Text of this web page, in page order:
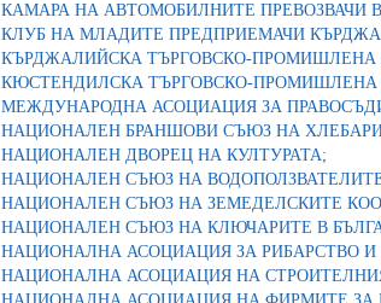
КАМАРА НА АВТОМОБИЛНИТЕ ПРЕВОЗВАЧИ В
КЛУБ НА МЛАДИТЕ ПРЕДПРИЕМАЧИ
КЪРДЖАЛИЙСКА ТЪРГОВСКО-ПРОМИШЛЕНА
КЮСТЕНДИЛСКА ТЪРГОВСКО-ПРОМИШЛЕНА
МЕЖДУНАРОДНА АСОЦИАЦИЯ ЗА
НАЦИОНАЛЕН БРАНШОВИ СЪЮЗ НА
НАЦИОНАЛЕН ДВОРЕЦ НА КУЛТУРАТА;
НАЦИОНАЛЕН СЪЮЗ НА
НАЦИОНАЛЕН СЪЮЗ НА ЗЕМЕДЕЛСКИТЕ
НАЦИОНАЛЕН СЪЮЗ НА КЛЮЧАРИТЕ В
НАЦИОНАЛНА АСОЦИАЦИЯ ЗА РИБАРСТВО И
НАЦИОНАЛНА АСОЦИАЦИЯ НА